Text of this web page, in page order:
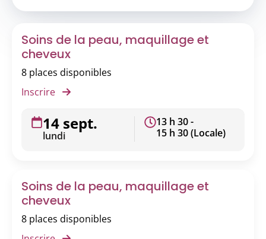
Soins de la peau, maquillage et
cheveux
8 places disponibles
Inscrire
14 sept.
lundi
13 h 30 -
15 h 30 (Locale)
Soins de la peau, maquillage et
cheveux
8 places disponibles